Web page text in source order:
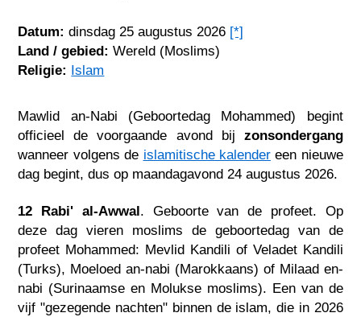
Datum: dinsdag 25 augustus 2026 [*]
Land / gebied: Wereld (Moslims)
Religie: Islam
Mawlid an-Nabi (Geboortedag Mohammed) begint
officieel de voorgaande avond bij zonsondergang
wanneer volgens de islamitische kalendereen nieuwe
dag begint, dus op maandagavond 24 augustus 2026.
12 Rabi' al-Awwal. Geboorte van de profeet. Op
deze dag vieren moslims de geboortedag van de
profeet Mohammed: Mevlid Kandili of Veladet Kandili
(Turks), Moeloed an-nabi (Marokkaans) of Milaad en-
nabi (Surinaamse en Molukse moslims). Een van de
vijf "gezegende nachten" binnen de islam, die in 2026